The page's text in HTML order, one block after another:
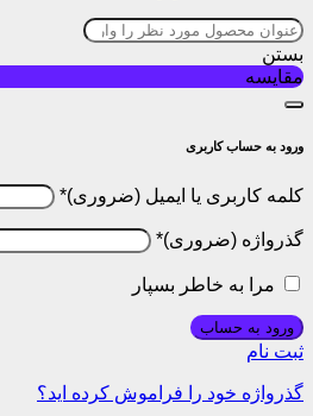
بستن
مقایسه
ورود به حساب کاربری
کلمه کاربری یا ایمیل *
گذرواژه *
مرا به خاطر بسپار
ورود به حساب
ثبت نام
گذرواژه خود را فراموش کرده اید؟